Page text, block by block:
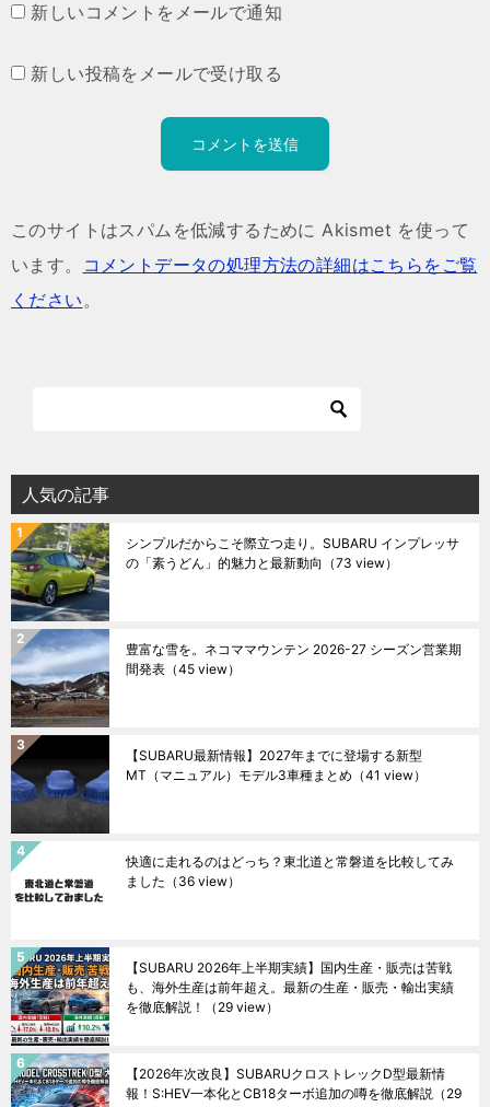
新しいコメントをメールで通知
新しい投稿をメールで受け取る
このサイトはスパムを低減するために Akismet を使って
います。
コメントデータの処理方法の詳細はこちらをご覧
ください。
人気の記事
シンプルだからこそ際立つ走り。SUBARU インプレッサ
の「素うどん」的魅力と最新動向 （73 view）
豊富な雪を。ネコママウンテン 2026-27 シーズン営業期
間発表 （45 view）
【SUBARU最新情報】2027年までに登場する新型
MT（マニュアル）モデル3車種まとめ （41 view）
快適に走れるのはどっち？東北道と常磐道を比較してみ
ました （36 view）
【SUBARU 2026年上半期実績】国内生産・販売は苦戦
も、海外生産は前年超え。最新の生産・販売・輸出実績
を徹底解説！
（29 view）
【2026年次改良】SUBARUクロストレックD型最新情
報！S:HEV一本化とCB18ターボ追加の噂を徹底解説 （29